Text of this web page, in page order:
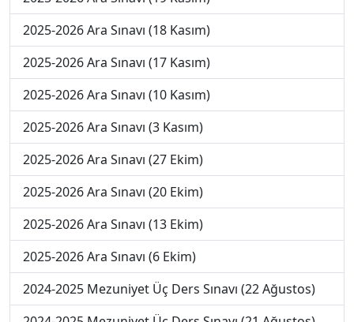
2025-2026 Ara Sınavı (18 Kasım)
2025-2026 Ara Sınavı (17 Kasım)
2025-2026 Ara Sınavı (10 Kasım)
2025-2026 Ara Sınavı (3 Kasım)
2025-2026 Ara Sınavı (27 Ekim)
2025-2026 Ara Sınavı (20 Ekim)
2025-2026 Ara Sınavı (13 Ekim)
2025-2026 Ara Sınavı (6 Ekim)
2024-2025 Mezuniyet Üç Ders Sınavı (22 Ağustos)